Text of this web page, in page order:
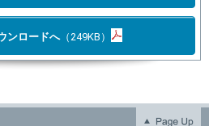
ンロードへ（249KB）